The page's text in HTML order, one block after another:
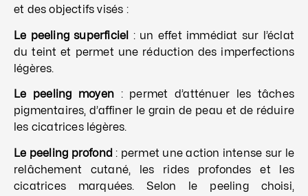
et des objectifs visés :
Le peeling superficiel : un effet immédiat sur l’éclat
du teint et permet une réduction des imperfections
légères.
Le peeling moyen : permet d’atténuer les tâches
pigmentaires, d’affiner le grain de peau et de réduire
les cicatrices légères.
Le peeling profond : permet une action intense sur le
relâchement cutané, les rides profondes et les
cicatrices marquées.Selon le peeling choisi,